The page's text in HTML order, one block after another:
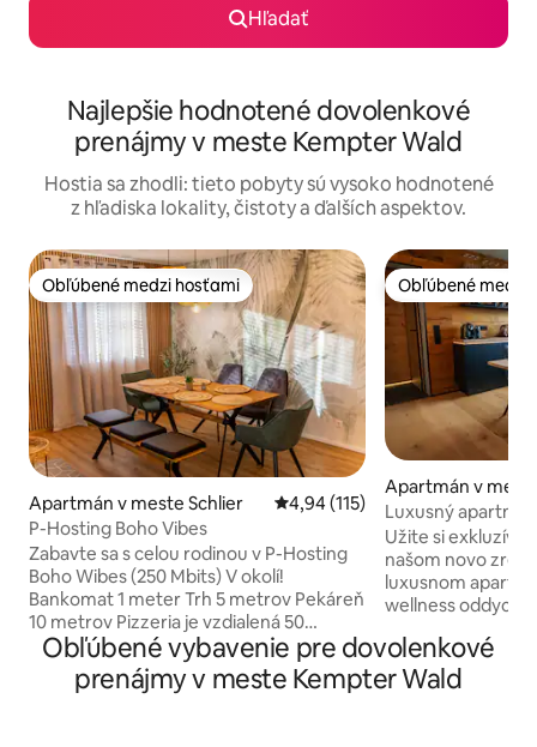
Hľadať
Najlepšie hodnotené dovolenkové
prenájmy v meste Kempter Wald
Hostia sa zhodli: tieto pobyty sú vysoko hodnotené
z hľadiska lokality, čistoty a ďalších aspektov.
Obľúbené medzi hosťami
Obľúbené medzi hosťami
Apartmán v meste Schlier Priemerné ohodnotenie 4,94 z
4,94 (115)
P-Hosting Boho Vibes
Zabavte sa s celou rodinou v P-Hosting
Boho Wibes (250 Mbits) V okolí!
Bankomat 1 meter Trh 5 metrov Pekáreň
10 metrov Pizzeria je vzdialená 50
metrov Ihrisko je vzdialené 50 metrov
Kostol je vzdialený 50 metrov Jazero
100 metrov Futbalové ihrisko pre voľný
Obľúbené medzi
Obľúbené medzi
Apartmán v
berg
Luxusný
saunou,
Užite si
našom novo
luxusnom
wellness oddych
súkromnej
alebo v 12-
Apartmán
Obľúbené vybavenie pre dovolenkové
prenájmy v meste Kempter Wald